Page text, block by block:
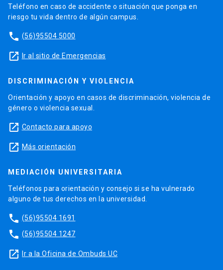
Teléfono en caso de accidente o situación que ponga en
riesgo tu vida dentro de algún campus.
phone (56)95504 5000
launch Ir al sitio de Emergencias
DISCRIMINACIÓN Y VIOLENCIA
Orientación y apoyo en casos de discriminación, violencia de
género o violencia sexual.
launch Contacto para apoyo
launch Más orientación
MEDIACIÓN UNIVERSITARIA
Teléfonos para orientación y consejo si se ha vulnerado
alguno de tus derechos en la universidad.
phone (56)95504 1691
phone (56)95504 1247
launch Ir a la Oficina de Ombuds UC